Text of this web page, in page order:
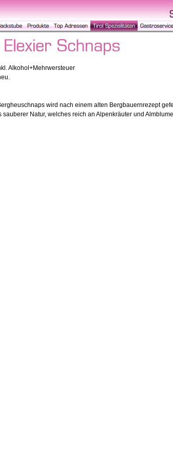
Alkohol+Mehrwersteuer
wird nach einem alten Bergbauernrezept
Natur, welches reich an Alpenkräuter und